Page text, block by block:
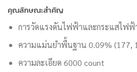
คุณลักษณะสำคัญ
การวัดแรงดันไฟฟ้าและกระแสไฟฟ้
ความแม่นยำพื้นฐาน 0.09% (177,
ความละเอียด 6000 count